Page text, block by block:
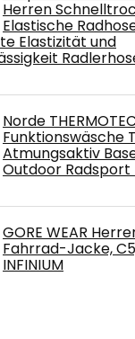
Herren
Elastische
Elastizität und
Norde
Funktionswäsche
Atmungsaktiv
Outdoor Radsport
GORE WEAR
Fahrrad-Jacke,
INFINIUM